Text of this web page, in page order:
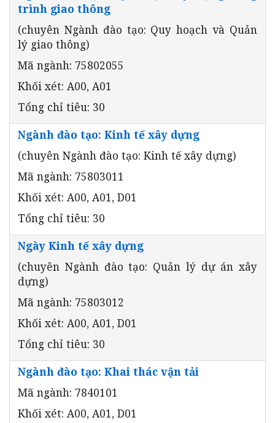
trình giao thông
(chuyên Ngành đào tạo: Quy hoạch và Quản
lý giao thông)
Mã ngành: 75802055
Khối xét: A00, A01
Tổng chỉ tiêu: 30
Ngành đào tạo: Kinh tế xây dựng
(chuyên Ngành đào tạo: Kinh tế xây dựng)
Mã ngành: 75803011
Khối xét: A00, A01, D01
Tổng chỉ tiêu: 30
Ngày Kinh tế xây dựng
(chuyên Ngành đào tạo: Quản lý dự án xây
dựng)
Mã ngành: 75803012
Khối xét: A00, A01, D01
Tổng chỉ tiêu: 30
Ngành đào tạo: Khai thác vận tải
Mã ngành: 7840101
Khối xét: A00, A01, D01